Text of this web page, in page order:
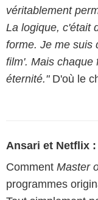
véritablement
La logique, c'était
forme. Je me suis
film'. Mais chaque
éternité."D'où le
Ansari et Netflix
Comment Master
programmes